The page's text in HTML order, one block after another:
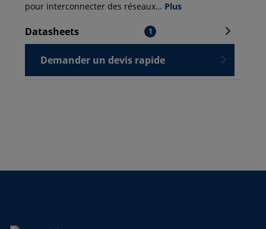
pour interconnecter des réseaux… Plus
Datasheets 1
Demander un devis rapide